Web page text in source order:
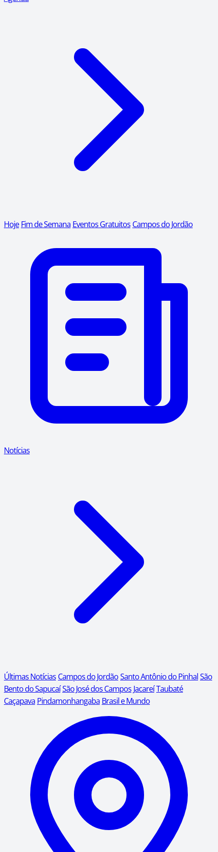
Hoje Fim de Semana Eventos Gratuitos Campos do Jordão
Notícias
Últimas Notícias Campos do JordãoSanto Antônio do PinhalSão
Bento do SapucaíSão José dos Campos JacareíTaubaté
Caçapava Pindamonhangaba Brasil e Mundo